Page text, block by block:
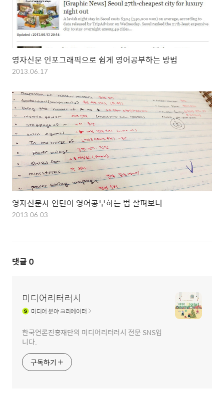
영자신문 인포그래픽으로 쉽게 영어공부하는 방법
2013.06.17
영자신문사 인턴이 영어공부하는 법 살펴보니
2013.06.03
댓글 0
미디어리터러시
미디어분야 크리에이터
한국언론진흥재단의 미디어리터러시 전문 SNS입
니다.
구독하기